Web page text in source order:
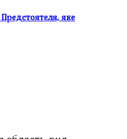
яке